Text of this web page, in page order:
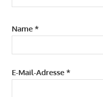
Name *
E-Mail-Adresse *